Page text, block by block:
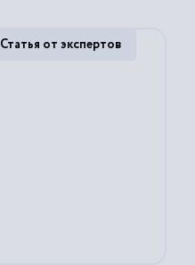
Статья от экспертов